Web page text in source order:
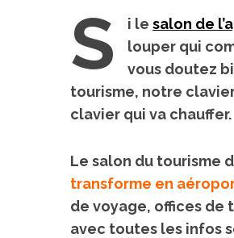
S i le salon de
louper qui
vous doutez
tourisme, notre clavier
clavier qui va chauffer.
Le salon du tourisme
transforme en
de voyage, offices de
avec toutes les infos
S
e
a
c
f
r
: